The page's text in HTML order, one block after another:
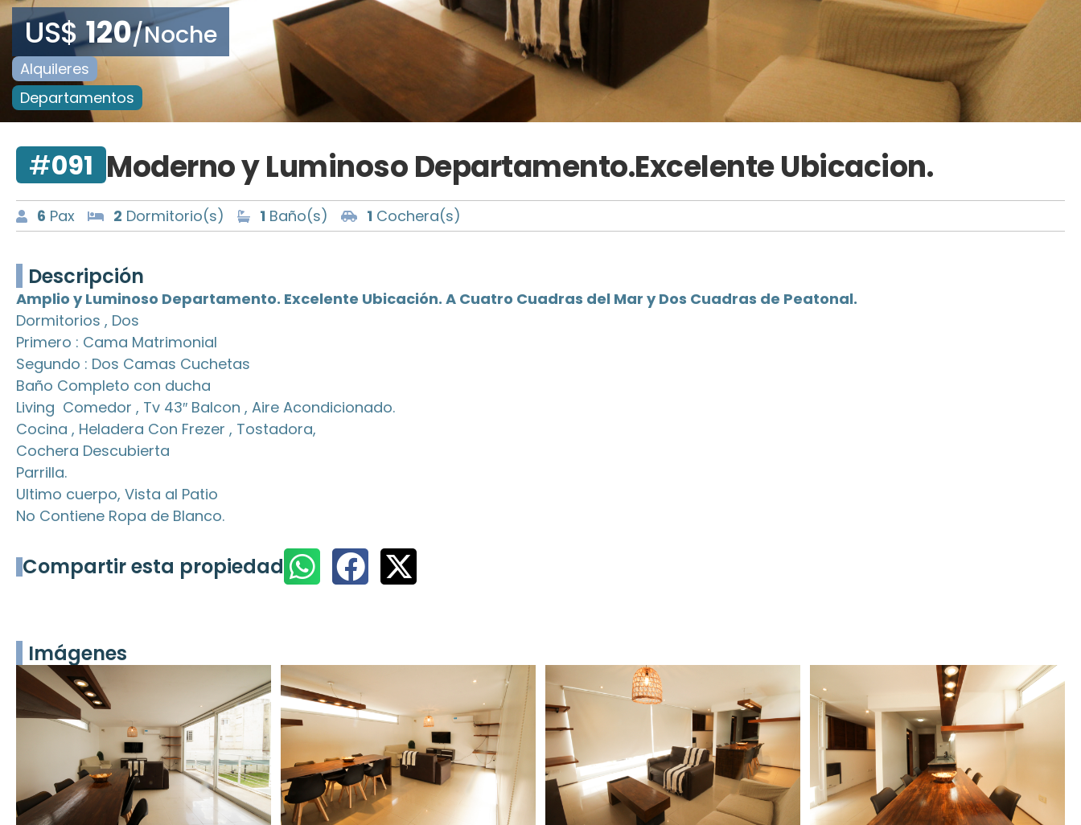
US$120/Noche
Alquileres
Departamentos
#091 Moderno y Luminoso Departamento.Excelente Ubicacion.
6 Pax 2 Dormitorio(s) 1 Baño(s) 1 Cochera(s)
Descripción
Amplio y Luminoso Departamento. Excelente Ubicación. A Cuatro Cuadras del Mar y Dos Cuadras de Peatonal.
Dormitorios , Dos
Primero : Cama Matrimonial
Segundo : Dos Camas Cuchetas
Baño Completo con ducha
Living Comedor , Tv 43″ Balcon , Aire Acondicionado.
Cocina , Heladera Con Frezer , Tostadora,
Cochera Descubierta
Parrilla.
Ultimo cuerpo, Vista al Patio
No Contiene Ropa de Blanco.
Compartir esta propiedad
Imágenes